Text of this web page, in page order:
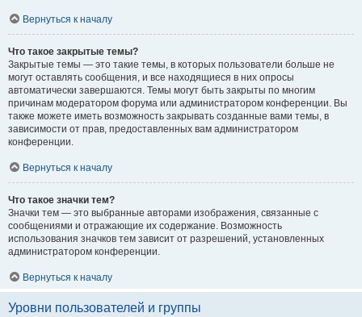
Вернуться к началу
Что такое закрытые темы?
Закрытые темы — это такие темы, в которых пользователи больше не
могут оставлять сообщения, и все находящиеся в них опросы
автоматически завершаются. Темы могут быть закрыты по многим
причинам модератором форума или администратором конференции. Вы
также можете иметь возможность закрывать созданные вами темы, в
зависимости от прав, предоставленных вам администратором
конференции.
Вернуться к началу
Что такое значки тем?
Значки тем — это выбранные авторами изображения, связанные с
сообщениями и отражающие их содержание. Возможность
использования значков тем зависит от разрешений, установленных
администратором конференции.
Вернуться к началу
Уровни пользователей и группы